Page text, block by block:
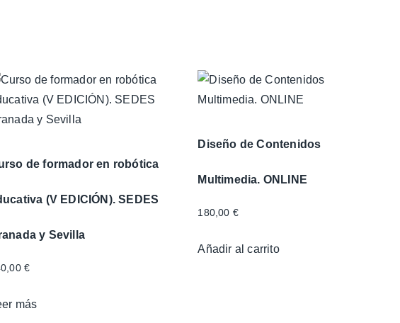
de formador en robótica
(V EDICIÓN). SEDES
y Sevilla
€
más
Diseño de Contenidos
Multimedia. ONLINE
180,00 €
Añadir al carrito